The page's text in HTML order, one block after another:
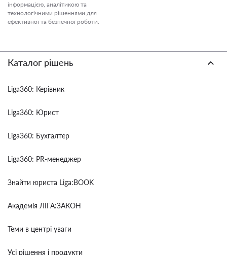
інформацією, аналітикою та
технологічними рішеннями для
ефективної та безпечної роботи.
Каталог рішень
Liga360: Керівник
Liga360: Юрист
Liga360: Бухгалтер
Liga360: PR-менеджер
Знайти юриста Liga:BOOK
Академія ЛІГА:ЗАКОН
Теми в центрі уваги
Усі рішення і продукти